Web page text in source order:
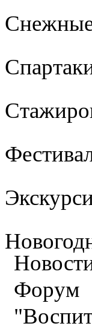
Форум